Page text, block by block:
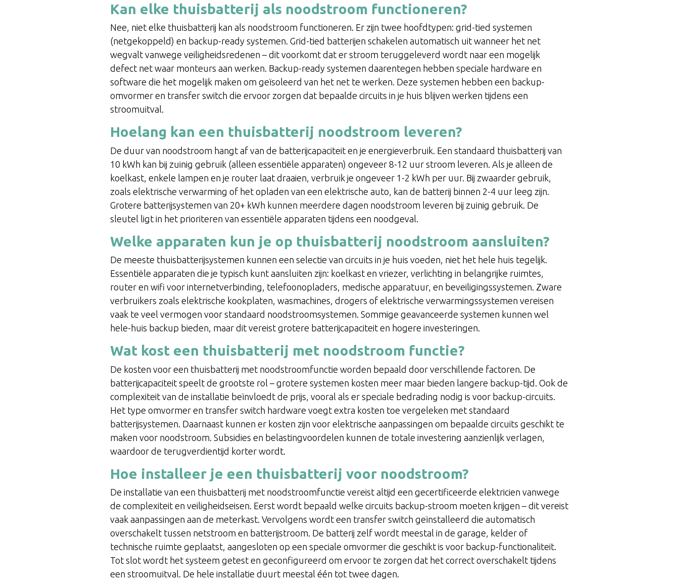
Kan elke thuisbatterij als noodstroom functioneren?
Nee, niet elke thuisbatterij kan als noodstroom functioneren. Er zijn twee hoofdtypen: grid-tied systemen
(netgekoppeld) en backup-ready systemen. Grid-tied batterijen schakelen automatisch uit wanneer het net
wegvalt vanwege veiligheidsredenen – dit voorkomt dat er stroom teruggeleverd wordt naar een mogelijk
defect net waar monteurs aan werken. Backup-ready systemen daarentegen hebben speciale hardware en
software die het mogelijk maken om geïsoleerd van het net te werken. Deze systemen hebben een backup-
omvormer en transfer switch die ervoor zorgen dat bepaalde circuits in je huis blijven werken tijdens een
stroomuitval.
Hoelang kan een thuisbatterij noodstroom leveren?
De duur van noodstroom hangt af van de batterijcapaciteit en je energieverbruik. Een standaard thuisbatterij van
10 kWh kan bij zuinig gebruik (alleen essentiële apparaten) ongeveer 8-12 uur stroom leveren. Als je alleen de
koelkast, enkele lampen en je router laat draaien, verbruik je ongeveer 1-2 kWh per uur. Bij zwaarder gebruik,
zoals elektrische verwarming of het opladen van een elektrische auto, kan de batterij binnen 2-4 uur leeg zijn.
Grotere batterijsystemen van 20+ kWh kunnen meerdere dagen noodstroom leveren bij zuinig gebruik. De
sleutel ligt in het prioriteren van essentiële apparaten tijdens een noodgeval.
Welke apparaten kun je op thuisbatterij noodstroom aansluiten?
De meeste thuisbatterijsystemen kunnen een selectie van circuits in je huis voeden, niet het hele huis tegelijk.
Essentiële apparaten die je typisch kunt aansluiten zijn: koelkast en vriezer, verlichting in belangrijke ruimtes,
router en wifi voor internetverbinding, telefoonopladers, medische apparatuur, en beveiligingssystemen. Zware
verbruikers zoals elektrische kookplaten, wasmachines, drogers of elektrische verwarmingssystemen vereisen
vaak te veel vermogen voor standaard noodstroomsystemen. Sommige geavanceerde systemen kunnen wel
hele-huis backup bieden, maar dit vereist grotere batterijcapaciteit en hogere investeringen.
Wat kost een thuisbatterij met noodstroom functie?
De kosten voor een thuisbatterij met noodstroomfunctie worden bepaald door verschillende factoren. De
batterijcapaciteit speelt de grootste rol – grotere systemen kosten meer maar bieden langere backup-tijd. Ook de
complexiteit van de installatie beïnvloedt de prijs, vooral als er speciale bedrading nodig is voor backup-circuits.
Het type omvormer en transfer switch hardware voegt extra kosten toe vergeleken met standaard
batterijsystemen. Daarnaast kunnen er kosten zijn voor elektrische aanpassingen om bepaalde circuits geschikt te
maken voor noodstroom. Subsidies en belastingvoordelen kunnen de totale investering aanzienlijk verlagen,
waardoor de terugverdientijd korter wordt.
Hoe installeer je een thuisbatterij voor noodstroom?
De installatie van een thuisbatterij met noodstroomfunctie vereist altijd een gecertificeerde elektricien vanwege
de complexiteit en veiligheidseisen. Eerst wordt bepaald welke circuits backup-stroom moeten krijgen – dit vereist
vaak aanpassingen aan de meterkast. Vervolgens wordt een transfer switch geïnstalleerd die automatisch
overschakelt tussen netstroom en batterijstroom. De batterij zelf wordt meestal in de garage, kelder of
technische ruimte geplaatst, aangesloten op een speciale omvormer die geschikt is voor backup-functionaliteit.
Tot slot wordt het systeem getest en geconfigureerd om ervoor te zorgen dat het correct overschakelt tijdens
een stroomuitval. De hele installatie duurt meestal één tot twee dagen.